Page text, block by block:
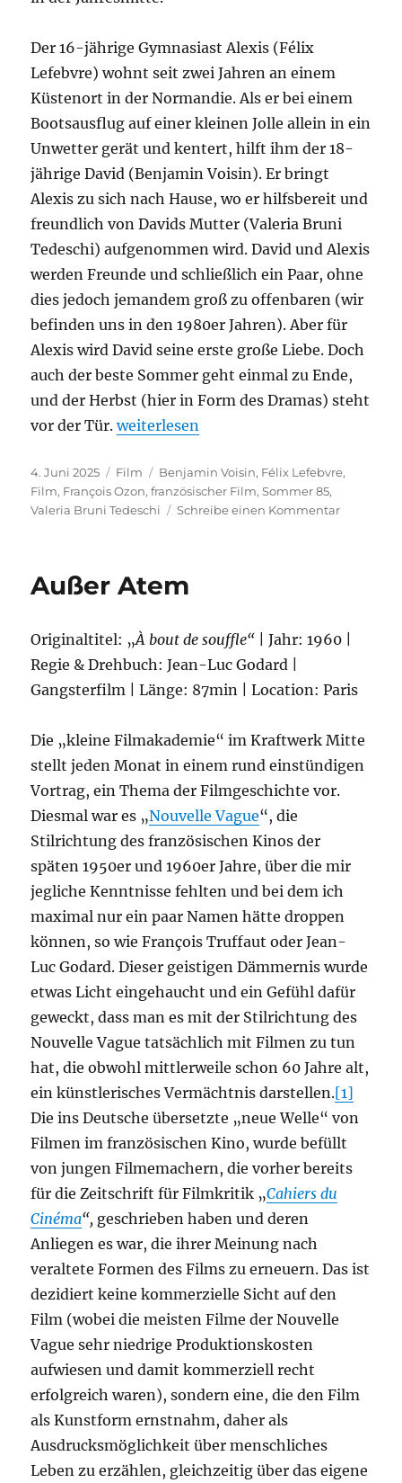
Der 16-jährige Gymnasiast Alexis (Félix
Lefebvre) wohnt seit zwei Jahren an einem
Küstenort in der Normandie. Als er bei einem
Bootsausflug auf einer kleinen Jolle allein in ein
Unwetter gerät und kentert, hilft ihm der 18-
jährige David (Benjamin Voisin). Er bringt
Alexis zu sich nach Hause, wo er hilfsbereit und
freundlich von Davids Mutter (Valeria Bruni
Tedeschi) aufgenommen wird. David und Alexis
werden Freunde und schließlich ein Paar, ohne
dies jedoch jemandem groß zu offenbaren (wir
befinden uns in den 1980er Jahren). Aber für
Alexis wird David seine erste große Liebe. Doch
auch der beste Sommer geht einmal zu Ende,
und der Herbst (hier in Form des Dramas) steht
vor der Tür.„Sommer 85“
weiterlesen
Veröffentlicht
am
4. Juni 2025 Kategorien
Film Schlagwörter
Benjamin Voisin, Félix Lefebvre,
Film, François Ozon,französischer Film,Sommer 85,
Valeria Bruni Tedeschi
Schreibe einen Kommentarzu
Außer Atem
Originaltitel: „À bout de souffle“
| Jahr: 1960 |
Regie & Drehbuch: Jean-Luc Godard |
Gangsterfilm | Länge: 87min | Location: Paris
Die „kleine Filmakademie“ im Kraftwerk Mitte
stellt jeden Monat in einem rund einstündigen
Vortrag, ein Thema der Filmgeschichte vor.
Diesmal war es „Nouvelle Vague“, die
Stilrichtung des französischen Kinos der
späten 1950er und 1960er Jahre, über die mir
jegliche Kenntnisse fehlten und bei dem ich
maximal nur ein paar Namen hätte droppen
können, so wie François Truffaut oder Jean-
Luc Godard. Dieser geistigen Dämmernis wurde
etwas Licht eingehaucht und ein Gefühl dafür
geweckt, dass man es mit der Stilrichtung des
Nouvelle Vague tatsächlich mit Filmen zu tun
hat, die obwohl mittlerweile schon 60 Jahre alt,
ein künstlerisches Vermächtnis darstellen.[1]
Die ins Deutsche übersetzte „neue Welle“ von
Filmen im französischen Kino, wurde befüllt
von jungen Filmemachern, die vorher bereits
für die Zeitschrift für Filmkritik „Cahiers du
Cinéma“, geschrieben haben und deren
Anliegen es war, die ihrer Meinung nach
veraltete Formen des Films zu erneuern. Das ist
dezidiert keine kommerzielle Sicht auf den
Film (wobei die meisten Filme der Nouvelle
Vague sehr niedrige Produktionskosten
aufwiesen und damit kommerziell recht
erfolgreich waren), sondern eine, die den Film
als Kunstform ernstnahm, daher als
Ausdrucksmöglichkeit über menschliches
Leben zu erzählen, gleichzeitig über das eigene